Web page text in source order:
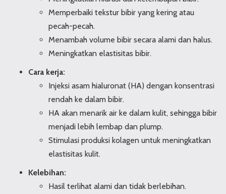
Memperbaiki tekstur bibir yang kering atau
pecah-pecah.
Menambah volume bibir secara alami dan halus.
Meningkatkan elastisitas bibir.
Cara kerja:
Injeksi asam hialuronat (HA) dengan konsentrasi
rendah ke dalam bibir.
HA akan menarik air ke dalam kulit, sehingga bibir
menjadi lebih lembap dan plump.
Stimulasi produksi kolagen untuk meningkatkan
elastisitas kulit.
Kelebihan:
Hasil terlihat alami dan tidak berlebihan.